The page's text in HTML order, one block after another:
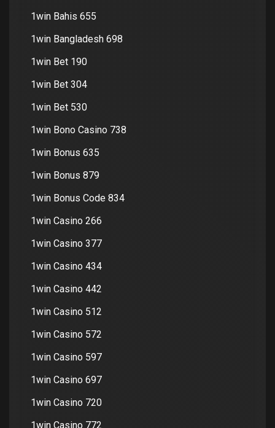
1win Bahis 655
1win Bangladesh 698
1win Bet 190
1win Bet 304
1win Bet 530
1win Bono Casino 738
1win Bonus 635
1win Bonus 879
1win Bonus Code 834
1win Casino 266
1win Casino 377
1win Casino 434
1win Casino 442
1win Casino 512
1win Casino 572
1win Casino 597
1win Casino 697
1win Casino 720
1win Casino 772